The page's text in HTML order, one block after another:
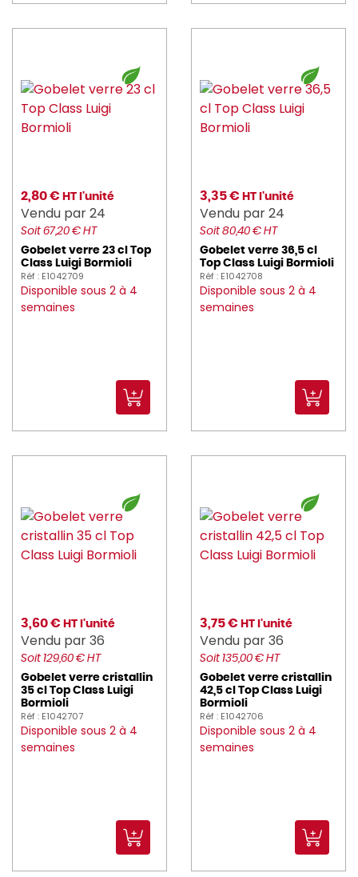
2,80 € HT l'unité
Vendu par 24
Soit 67,20 € HT
Gobelet verre 23 cl Top
Class Luigi Bormioli
Réf : E1042709
Disponible sous 2 à 4
semaines
3,35 € HT l'unité
Vendu par 24
Soit 80,40 € HT
Gobelet verre 36,5 cl
Top Class Luigi Bormioli
Réf : E1042708
Disponible sous 2 à 4
semaines
3,60 € HT l'unité
Vendu par 36
Soit 129,60 € HT
Gobelet verre cristallin
35 cl Top Class Luigi
Bormioli
Réf : E1042707
Disponible sous 2 à 4
semaines
3,75 € HT l'unité
Vendu par 36
Soit 135,00 € HT
Gobelet verre cristallin
42,5 cl Top Class Luigi
Bormioli
Réf : E1042706
Disponible sous 2 à 4
semaines